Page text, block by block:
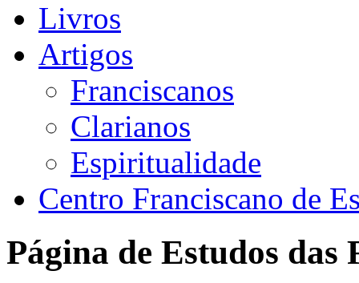
Livros
Artigos
Franciscanos
Clarianos
Espiritualidade
Centro Franciscano de
Página de Estudos das